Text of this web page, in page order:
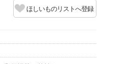
ほしいものリストへ登録